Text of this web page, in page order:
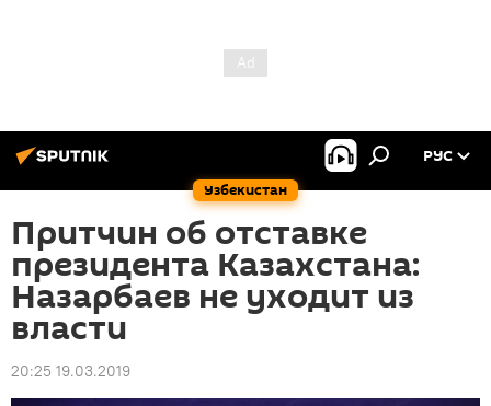
Узбекистан
РУС
Притчин об отставке
президента Казахстана:
Назарбаев не уходит из
власти
20:25 19.03.2019